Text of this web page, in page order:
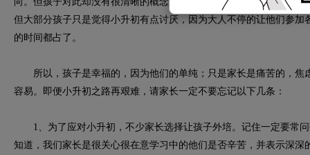
但大部分孩子只是觉得小升初有点讨厌，因为大人不停的让他们参
的时间都占了。
所以，孩子是幸福的，因为他们的单纯；只是家长是痛苦的，焦
容易。即便小升初之路再艰难，请家长一定不要忘记以下几条：
1、为了应对小升初，不少家长选择让孩子外培。记住一定要常问
知道，我们家长是很关心很在意学习中的他们是否辛苦，并表示深深